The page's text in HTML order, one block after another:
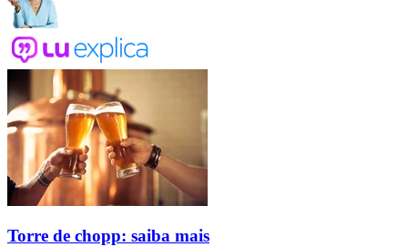
Torre de chopp: saiba mais